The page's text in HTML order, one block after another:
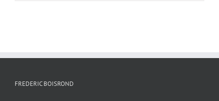
FREDERIC BOISROND